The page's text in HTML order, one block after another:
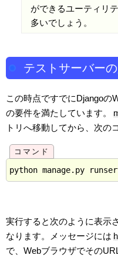
ができるユーティリ
多いでしょう。
テストサーバー
この時点ですでにDjangoの
の要件を満たしています。
トリへ移動してから、次の
実行すると次のように表示
なります。メッセージには
で、Webブラウザでその